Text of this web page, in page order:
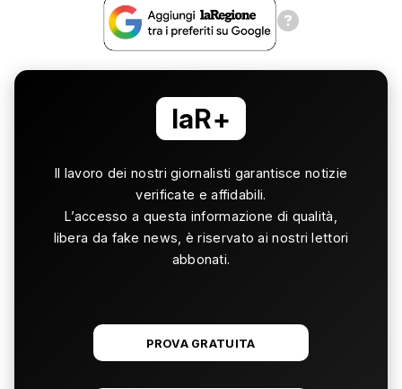
laR+
Il lavoro dei nostri giornalisti garantisce notizie
verificate e affidabili.
L’accesso a questa informazione di qualità,
libera da fake news, è riservato ai nostri lettori
abbonati.
PROVA GRATUITA